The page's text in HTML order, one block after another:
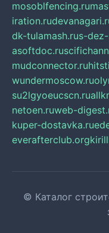
mosoblfencing.ru
iration.ru
dk-tulamash.rus-
asoftdoc.ru
mudconnector.ru
wundermoscow.ru
su2lgyoeucscn.ru
netoen.ruweb-
kuper-dostavka.ru
everafterclub.org
© Каталог